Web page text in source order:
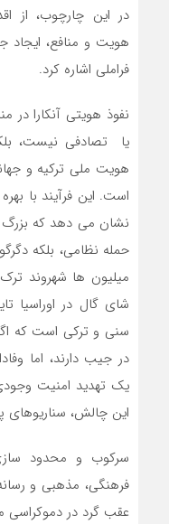
در این چارچوب، از
هویت و منافع، ایجاد
فراملی اشاره کرد.
نفوذ هویتی آنکارا در
یا تصادفی نیست،
هویت ملی ترکیه و
است. این فرآیند با
نشان می دهد که بزرگ
حمله نظامی، بلکه
میلیون ها شهروند
شای گال در اوراسیا
سنی و ترکی است که
در جیب دارند، اما
یک تهدید امنیت
این چالش، سناریوهای
سرکوب و محدود
فرهنگی، مذهبی و
عقب گرد در دموکراسی